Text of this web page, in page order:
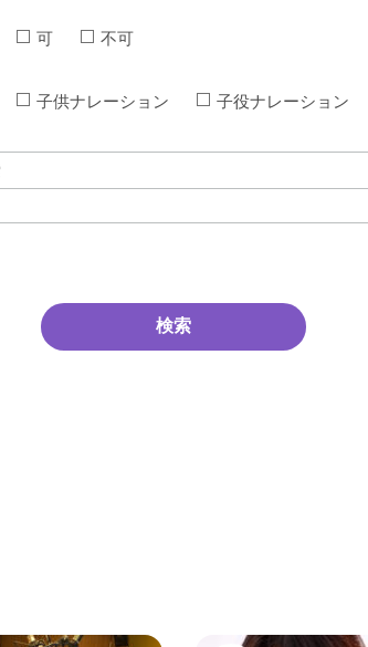
可 不可
子供ナレーション 子役ナレーション